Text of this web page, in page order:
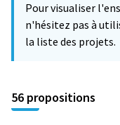
−
Pour visualiser
n'hésitez pas à
la liste des projets.
56 propositions